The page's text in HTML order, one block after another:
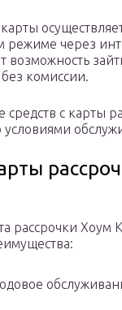
режиме через
возможность
комиссии.
с карты
условиями
рассрочки Хоум